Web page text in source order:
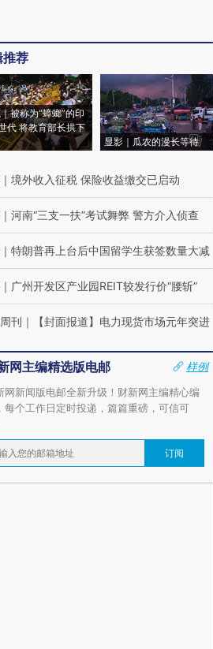
推荐
被称为“蟑螂”的印
代 将教育部长拱下
显影｜瓜农的漫长等待
｜ 境外收入征税 保险收益缴交已启动
｜ 河南“三支一扶”考试舞弊 警方介入侦查
｜ 特朗普再上台后中国留学生获签数量大减
｜ 广州开发区产业园REIT较发行价“腰斩”
刊 ｜ 【封面报道】电力现货市场元年突进
网主编精选版电邮
样例
网新闻版电邮全新升级！财新网主编精心编
每个工作日定时投递，篇篇重磅，可信可
订阅